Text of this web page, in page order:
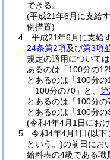
できる。
(平成21年6月に支給
例措置)
4
平成21年6月に支給
24条第2項及び第3項
規定の適用については
あるのは「100分の
とあるのは「100分
「100分の70」と、
とあるのは「100分の
とあるのは「100分の
(令和4年4月1日にお
5
令和4年4月1日(以下
という。)の前日にお
給料表の4級である職